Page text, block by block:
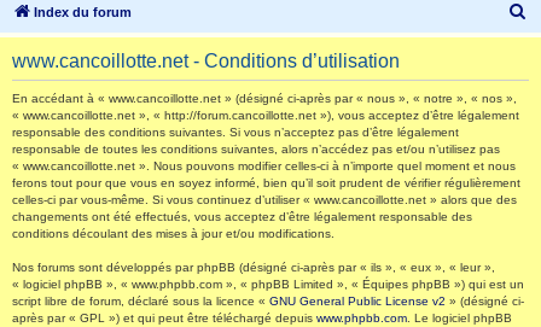
Index du forum
e
www.cancoillotte.net - Conditions d’utilisation
En accédant à « www.cancoillotte.net » (désigné ci-après par « nous », « notre », « nos »,
« www.cancoillotte.net », « http://forum.cancoillotte.net »), vous acceptez d’être légalement
responsable des conditions suivantes. Si vous n’acceptez pas d’être légalement
responsable de toutes les conditions suivantes, alors n’accédez pas et/ou n’utilisez pas
« www.cancoillotte.net ». Nous pouvons modifier celles-ci à n’importe quel moment et nous
ferons tout pour que vous en soyez informé, bien qu’il soit prudent de vérifier régulièrement
celles-ci par vous-même. Si vous continuez d’utiliser « www.cancoillotte.net » alors que des
changements ont été effectués, vous acceptez d’être légalement responsable des
conditions découlant des mises à jour et/ou modifications.
Nos forums sont développés par phpBB (désigné ci-après par « ils », « eux », « leur »,
« logiciel phpBB », « www.phpbb.com », « phpBB Limited », « Équipes phpBB ») qui est un
script libre de forum, déclaré sous la licence « GNU General Public License v2 » (désigné ci-
après par « GPL ») et qui peut être téléchargé depuis www.phpbb.com . Le logiciel phpBB